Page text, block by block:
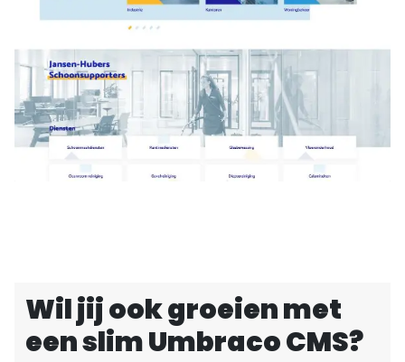
Wil jij ook groeien met
een slim Umbraco CMS?